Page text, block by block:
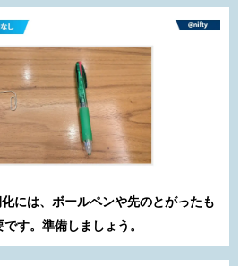
には、ボールペンや先のとがったも
す。 準備しましょう。